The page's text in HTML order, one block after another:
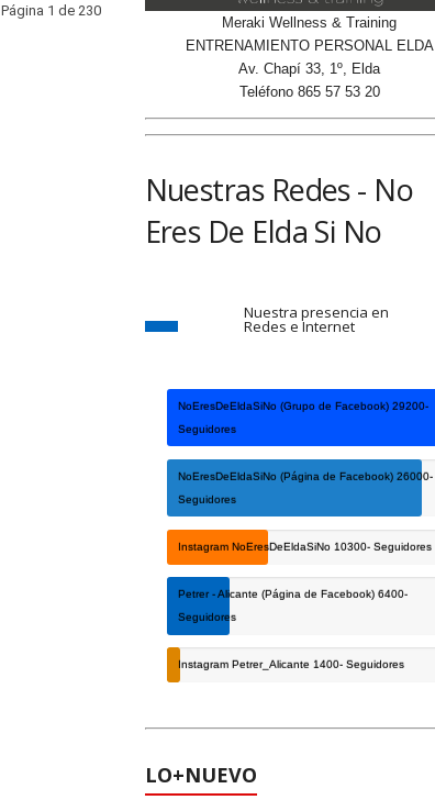
Página 1 de 230
Meraki Wellness & Training
ENTRENAMIENTO PERSONAL ELDA
Av. Chapí 33, 1º, Elda
Teléfono 865 57 53 20
Nuestras Redes - No
Eres De Elda Si No
Nuestra presencia en
Redes e Internet
NoEresDeEldaSiNo (Grupo de Facebook) 29200-
Seguidores
NoEresDeEldaSiNo (Página de Facebook) 26000-
Seguidores
Instagram NoEresDeEldaSiNo 10300- Seguidores
Petrer - Alicante (Página de Facebook) 6400-
Seguidores
Instagram Petrer_Alicante 1400- Seguidores
LO+NUEVO